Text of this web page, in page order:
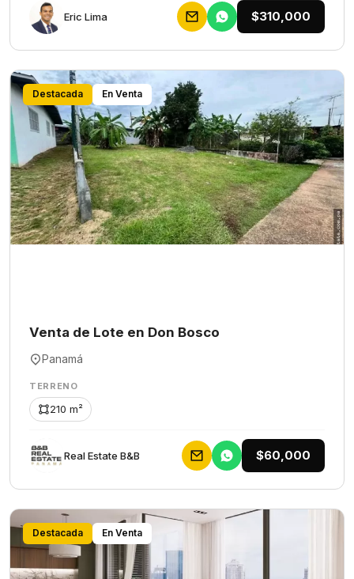
Eric Lima $310,000
Destacada En Venta
Venta de Lote en Don Bosco
Panamá
TERRENO
210 m²
Rеаl Еstаtе В&В $60,000
Destacada En Venta